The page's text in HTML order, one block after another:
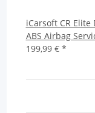
iCarsoft CR
ABS Airbag
199,99 € *